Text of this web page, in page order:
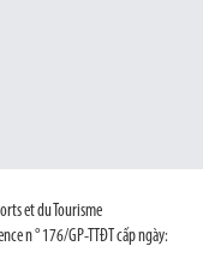
et du Tourisme
n ° 176/GP-TTĐT cấp ngày: